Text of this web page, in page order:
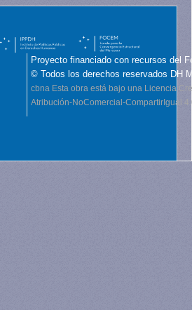
Proyecto financiado con recursos del
© Todos los derechos reservados DH
cbna Esta obra está bajo una Licencia
Atribución-NoComercial-CompartirIgual